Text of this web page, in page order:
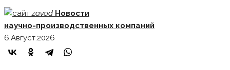
Skip
to
content
zavod Новости
научно-производственных компаний
6.Август.2026